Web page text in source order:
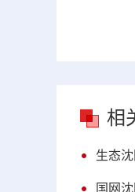
相
生态
国网